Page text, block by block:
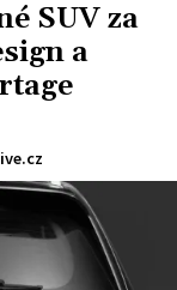
SUV za
a